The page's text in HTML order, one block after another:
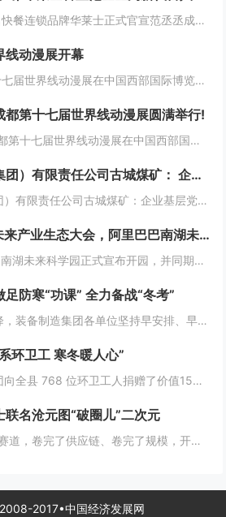
2月29日，我国知名快餐连锁品牌华莱士正式官宣范丞丞成为中国华莱士的品牌代言人。配合官宣，华莱士携手范丞丞发布了全新的品牌TVC，还为范丞丞的粉丝们量身定制了“丞意满满”的惊喜，与范丞丞共同开启创意十足的“春日之旅”。“丞”至金开，共掀美食...
线动漫展开幕
10月4日，成都第十七届世界线动漫展在中国西部国际博览城开幕。本届展会以“逐浪追风，记秋航行”为主题，涵盖品牌展商互动、主题游戏体验、沉浸主题摄影、声优大赛、电竞比赛、嘉宾签售、主题巡游和IP周边销售等核心内容。展会服务继续升级！成都第十七...
都第十七届世界线动漫展圆满举行!
10月4日至7日，成都第十七届世界线动漫展在中国西部国际博览城成功举行。世界线动漫展是成都本土市场孕育的动漫展会，凭借独特的游戏体验和品牌展商互动内容，在年轻二次元人群好评如潮，成为了西部地区受众人数最多、规模最大的动漫展会。成都第十七届世...
山西潞安矿业（集团）有限责任公司古城煤矿： 企业基层党组织如何围绕中心工作发挥宣传赋能作用
山西潞安矿业（集团）有限责任公司古城煤矿：企业基层党组织如何围绕中心工作发挥宣传赋能作用 习近平总书记指出，做好新形势下宣传思想工作，必须自觉承担起举旗帜、聚民心、育新人、兴文化、展形象的使命任务，这为国企做好宣传思想工作提供了根...
“问道未来”南湖未来产业生态大会，阿里巴巴南湖未来科学园正式宣布开园
12月6日，阿里巴巴南湖未来科学园正式宣布开园，并同期举办了“问道未来——南湖未来产业生态大会”。此次活动中，由阿里巴巴达摩院主导的湖畔实验室、中国科学院院士叶志镇团队、西湖大学裴端卿教授实验室等共计106家科技创新企业及实验室正式入驻并举...
防寒“功课” 全力备战“冬考”
随着气温的逐渐下降，装备制造集团各单位坚持早安排、早准备、早落实，超前部署、多措并举做好防冻保暖工作，全力保障冬季生产安全稳定运行。“报告值班长，井口热风机组经过全面检修维护，昨天进行了试运转，一切正常。”寺河煤矿二号井机电运行工区班前会上...
环卫工 寒冬暖人心”
近日，平遥牛肉集团向全县 768 位环卫工人捐赠了价值15万余元的保暖衣和保温杯。这一善举主要源于对环卫工人辛勤付出的由衷敬意。他们每日穿梭在平遥的大街小巷，无畏寒暑，为城市的整洁默默奉献，这种精神深深触动了平遥牛肉集团...
名沧元图“破圈儿”二次元
2024年的连锁餐饮赛道，卷完了供应链、卷完了规模，开始卷起了营销和文化，而作为我国连锁快餐的龙头企业，华莱士无疑是最会玩儿的“玩家”之一。日前，华莱士联名沧元图，用国潮、国漫文化，破圈儿二次元，掀起了“华门信徒”和二次元粉丝的“双厨狂喜”...
2017•中国经济发展网